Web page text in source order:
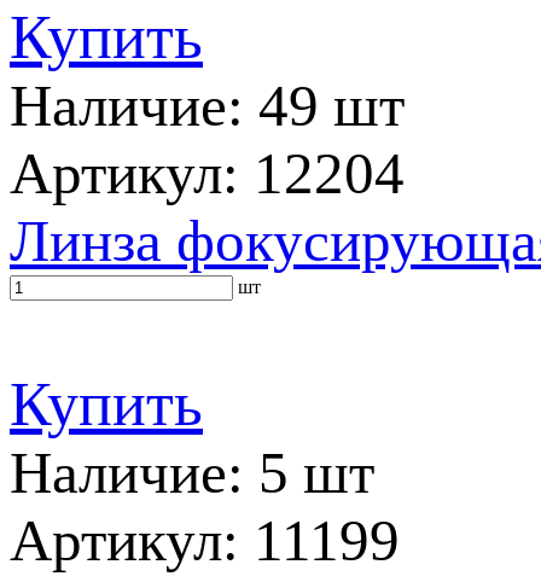
Купить
Наличие: 49 шт
Артикул: 12204
Линза
шт
Купить
Наличие: 5 шт
Артикул: 11199